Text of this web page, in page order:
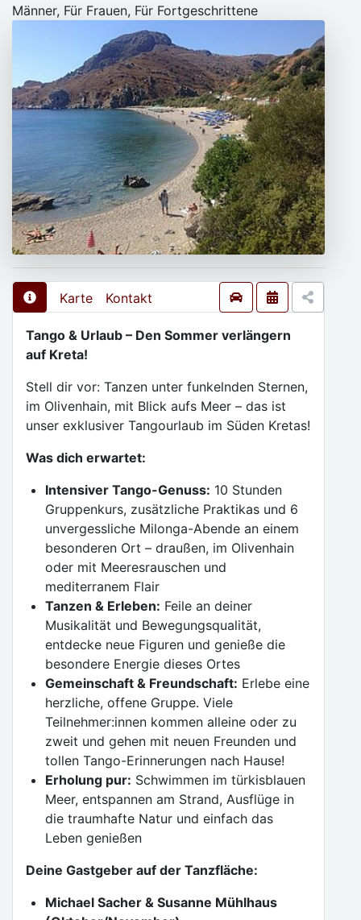
Männer, Für Frauen, Für Fortgeschrittene
Karte Kontakt
Tango & Urlaub – Den Sommer verlängern
auf Kreta!
Stell dir vor: Tanzen unter funkelnden Sternen,
im Olivenhain, mit Blick aufs Meer – das ist
unser exklusiver Tangourlaub im Süden Kretas!
Was dich erwartet:
Intensiver Tango-Genuss: 10 Stunden
Gruppenkurs, zusätzliche Praktikas und 6
unvergessliche Milonga-Abende an einem
besonderen Ort – draußen, im Olivenhain
oder mit Meeresrauschen und
mediterranem Flair
Tanzen & Erleben: Feile an deiner
Musikalität und Bewegungsqualität,
entdecke neue Figuren und genieße die
besondere Energie dieses Ortes
Gemeinschaft & Freundschaft: Erlebe eine
herzliche, offene Gruppe. Viele
Teilnehmer:innen kommen alleine oder zu
zweit und gehen mit neuen Freunden und
tollen Tango-Erinnerungen nach Hause!
Erholung pur: Schwimmen im türkisblauen
Meer, entspannen am Strand, Ausflüge in
die traumhafte Natur und einfach das
Leben genießen
Deine Gastgeber auf der Tanzfläche:
Michael Sacher & Susanne Mühlhaus